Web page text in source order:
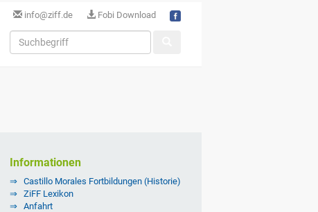
info@ziff.de Fobi Download
Informationen
Castillo Morales Fortbildungen (Historie)
ZiFF Lexikon
Anfahrt